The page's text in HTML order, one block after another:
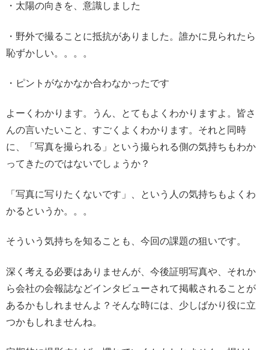
・太陽の向きを、意識しました
・野外で撮ることに抵抗がありました。誰かに見られたら
恥ずかしい。。。。
・ピントがなかなか合わなかったです
よーくわかります。うん、とてもよくわかりますよ。皆さ
んの言いたいこと、すごくよくわかります。それと同時
に、「写真を撮られる」という撮られる側の気持ちもわか
ってきたのではないでしょうか？
「写真に写りたくないです」、という人の気持ちもよくわ
かるというか。。。
そういう気持ちを知ることも、今回の課題の狙いです。
深く考える必要はありませんが、今後証明写真や、それか
ら会社の会報誌などインタビューされて掲載されることが
あるかもしれませんよ？そんな時には、少しばかり役に立
つかもしれませんね。